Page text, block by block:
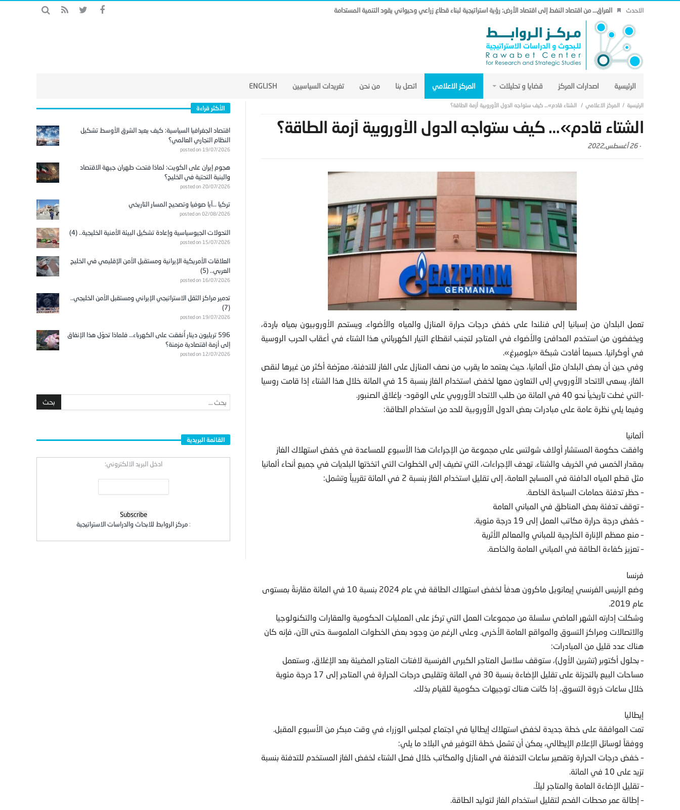
الاحدث مذكرة التفاهم وتأثيرها على منظومة الأمن الخليجي العربي .. (18)
الرئيسية اصدارات المركز قضايا و تحليلات المركز الاعلامي اتصل بنا من نحن تغريدات السياسيين ENGLISH
المركز الاعلامي الشتاء قادم»… كيف ستواجه الدول الأوروبية أزمة الطاقة؟
الشتاء قادم»… كيف ستواجه الدول الأوروبية أزمة الطاقة؟
-26 أغسطس,2022
تعمل البلدان من إسبانيا إلى فنلندا على خفض درجات حرارة المنازل والمياه والأضواء. ويستحم الأوروبيون بمياه باردة،
ويخفضون من استخدم المدافئ والأضواء في المتاجر لتجنب انقطاع التيار الكهربائي هذا الشتاء في أعقاب الحرب الروسية
في أوكرانيا. حسبما أفادت شبكة «بلومبرغ».
وفي حين أن بعض البلدان مثل ألمانيا، حيث يعتمد ما يقرب من نصف المنازل على الغاز للتدفئة، معرّضة أكثر من غيرها لنقص
الغاز، يسعى الاتحاد الأوروبي إلى التعاون معها لخفض استخدام الغاز بنسبة 15 في المائة خلال هذا الشتاء إذا قامت روسيا
-التي غطت تاريخياً نحو 40 في المائة من طلب الاتحاد الأوروبي على الوقود- بإغلاق الصنبور.
وفيما يلي نظرة عامة على مبادرات بعض الدول الأوروبية للحد من استخدام الطاقة:
ألمانيا
وافقت حكومة المستشار أولاف شولتس على مجموعة من الإجراءات هذا الأسبوع للمساعدة في خفض استهلاك الغاز
بمقدار الخمس في الخريف والشتاء. تهدف الإجراءات، التي تضيف إلى الخطوات التي اتخذتها البلديات في جميع أنحاء ألمانيا
مثل قطع المياه الدافئة في المسابح العامة، إلى تقليل استخدام الغاز بنسبة 2 في المائة تقريباً وتشمل:
– حظر تدفئة حمامات السباحة الخاصة.
– توقف تدفئة بعض المناطق في المباني العامة
– خفض درجة حرارة مكاتب العمل إلى 19 درجة مئوية.
– منع معظم الإنارة الخارجية للمباني والمعالم الأثرية
– تعزيز كفاءة الطاقة في المباني العامة والخاصة.
فرنسا
وضع الرئيس الفرنسي إيمانويل ماكرون هدفاً لخفض استهلاك الطاقة في عام 2024 بنسبة 10 في المائة مقارنةً بمستوى
عام 2019.
وشكلت إدارته الشهر الماضي سلسلة من مجموعات العمل التي تركز على العمليات الحكومية والعقارات والتكنولوجيا
والاتصالات ومراكز التسوق والمواقع العامة الأخرى. وعلى الرغم من وجود بعض الخطوات الملموسة حتى الآن، فإنه كان
هناك عدد قليل من المبادرات:
– بحلول أكتوبر (تشرين الأول)، ستوقف سلاسل المتاجر الكبرى الفرنسية لافتات المتاجر المضيئة بعد الإغلاق، وستعمل
مساحات البيع بالتجزئة على تقليل الإضاءة بنسبة 30 في المائة وتقليص درجات الحرارة في المتاجر إلى 17 درجة مئوية
خلال ساعات ذروة التسوق، إذا كانت هناك توجيهات حكومية للقيام بذلك.
إيطاليا
تمت الموافقة على خطة جديدة لخفض استهلاك إيطاليا في اجتماع لمجلس الوزراء في وقت مبكر من الأسبوع المقبل.
ووفقاً لوسائل الإعلام الإيطالي، يمكن أن تشمل خطة التوفير في البلاد ما يلي:
– خفض درجات الحرارة وتقصير ساعات التدفئة في المنازل والمكاتب خلال فصل الشتاء لخفض الغاز المستخدم للتدفئة بنسبة
تزيد على 10 في المائة.
– تقليل الإضاءة العامة والمتاجر ليلاً.
– إطالة عمر محطات الفحم لتقليل استخدام الغاز لتوليد الطاقة.
الأكثر قراءة
اقتصاد الجغرافيا السياسية: كيف يعيد الشرق الأوسط تشكيل
النظام التجاري العالمي؟
posted on 19/07/2026
هجوم إيران على الكويت: لماذا فتحت طهران جبهة الاقتصاد
والبنية التحتية في الخليج؟
posted on 20/07/2026
تركيا …آيا صوفيا وتصحيح المسار التاريخي
posted on 02/08/2026
التحولات الجيوسياسية وإعادة تشكيل البيئة الأمنية الخليجية.. (4)
posted on 15/07/2026
العلاقات الأمريكية الإيرانية ومستقبل الأمن الإقليمي في الخليج
العربي.. (5)
posted on 16/07/2026
تدمير مراكز الثقل الاستراتيجي الإيراني ومستقبل الأمن الخليجي..
(7)
posted on 19/07/2026
596 تريليون دينار أُنفقت على الكهرباء… فلماذا تحوّل هذا الإنفاق
إلى أزمة اقتصادية مزمنة؟
posted on 12/07/2026
القائمة البريدية
ادخل البريد الالكتروني:
:مركز الروابط للابحاث والدراسات الاستراتيجية